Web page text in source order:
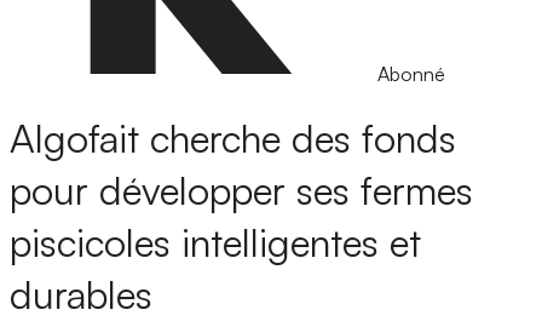
Abonné
Algofait cherche des fonds
pour développer ses fermes
piscicoles intelligentes et
durables